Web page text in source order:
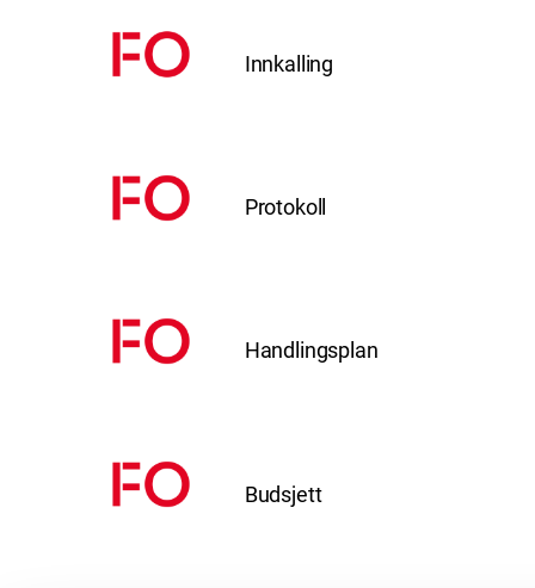
Innkalling
Protokoll
Handlingsplan
Budsjett